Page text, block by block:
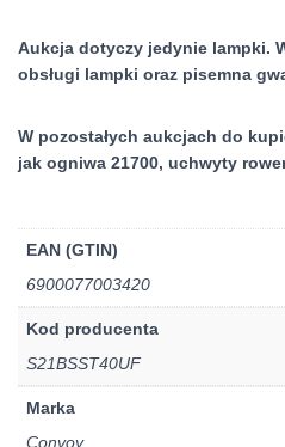
Aukcja dotyczy jedynie lampki.
obsługi lampki oraz pisemna
W pozostałych aukcjach do
jak ogniwa 21700, uchwyty
EAN (GTIN)
6900077003420
Kod producenta
S21BSST40UF
Marka
Convoy